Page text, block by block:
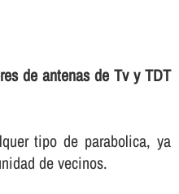
de antenas de Tv y TDT
tipo de parabolica, ya
de vecinos.